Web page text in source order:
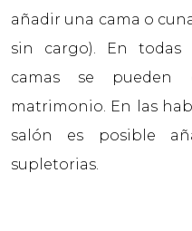
añadir una cama o
sin cargo). En todas
camas se pueden
matrimonio. En las
salón es posible
supletorias.